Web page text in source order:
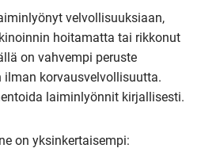
velvollisuuksiaan,
hoitamatta tai rikkonut
on vahvempi peruste
ilman korvausvelvollisuutta.
laiminlyönnit kirjallisesti.
on yksinkertaisempi: